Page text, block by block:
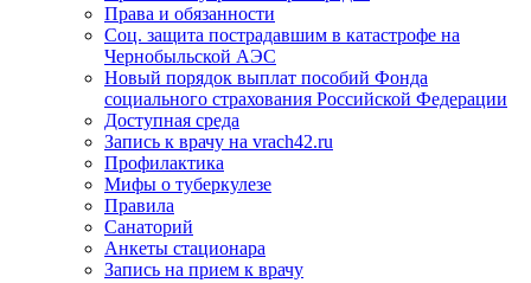
Права и обязанности
Соц. защита пострадавшим в катастрофе на
Чернобыльской АЭС
Новый порядок выплат пособий Фонда
социального страхования Российской Федерации
Доступная среда
Запись к врачу на vrach42.ru
Профилактика
Мифы о туберкулезе
Правила
Санаторий
Анкеты стационара
Запись на прием к врачу